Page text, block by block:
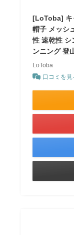
[LoToba] キ
帽子 メッシ
性 速乾性 シ
ンニング 登
LoToba
口コミを見